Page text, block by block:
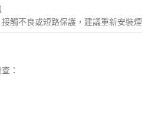
觸不良或短路保護，建議重新安裝
：